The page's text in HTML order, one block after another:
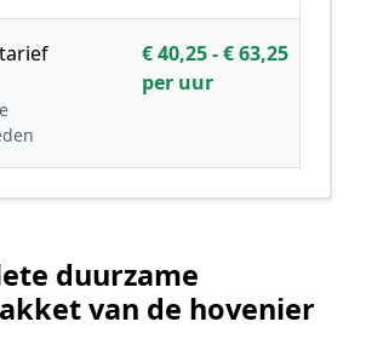
€ 40,25 - € 63,25
per uur
duurzame
van de hovenier